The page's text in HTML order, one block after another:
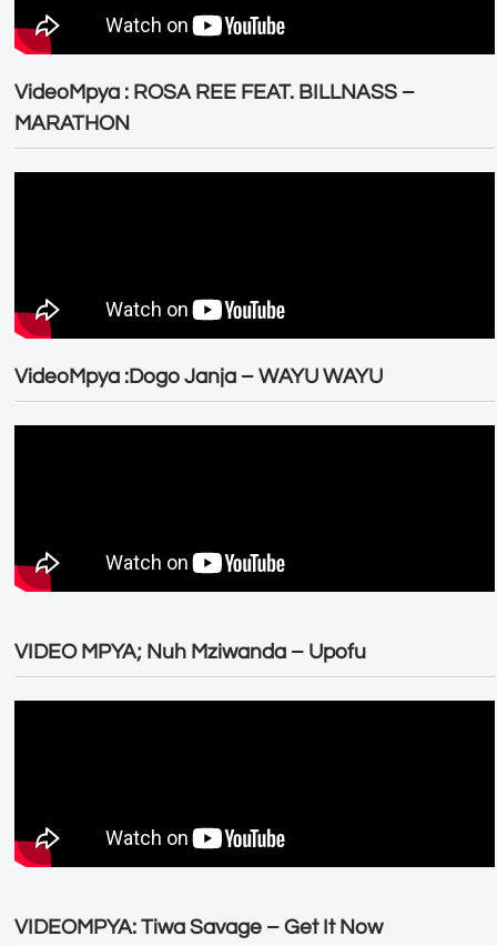
VideoMpya : ROSA REE FEAT. BILLNASS –
MARATHON
VideoMpya :Dogo Janja – WAYU WAYU
VIDEO MPYA; Nuh Mziwanda – Upofu
VIDEOMPYA: Tiwa Savage – Get It Now